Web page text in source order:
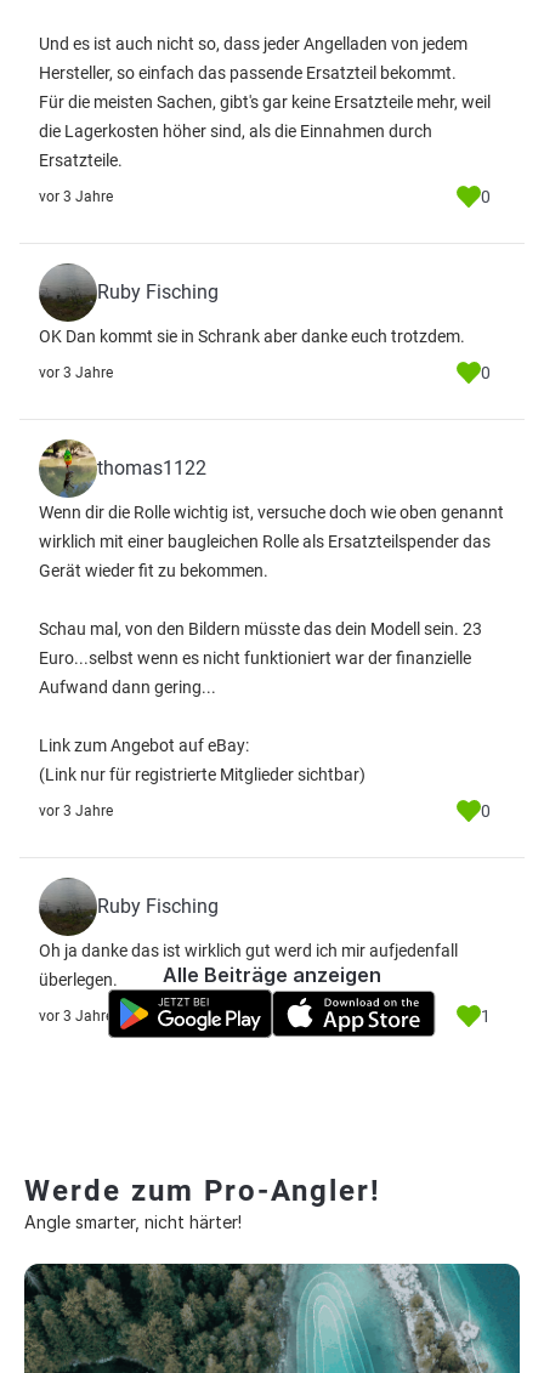
Und es ist auch nicht so, dass jeder Angelladen von jedem
Hersteller, so einfach das passende Ersatzteil bekommt.
Für die meisten Sachen, gibt's gar keine Ersatzteile mehr, weil
die Lagerkosten höher sind, als die Einnahmen durch
Ersatzteile.
vor 3 Jahre 0
Ruby Fisching
OK Dan kommt sie in Schrank aber danke euch trotzdem.
vor 3 Jahre 0
thomas1122
Wenn dir die Rolle wichtig ist, versuche doch wie oben genannt
wirklich mit einer baugleichen Rolle als Ersatzteilspender das
Gerät wieder fit zu bekommen.
Schau mal, von den Bildern müsste das dein Modell sein. 23
Euro...selbst wenn es nicht funktioniert war der finanzielle
Aufwand dann gering...
Link zum Angebot auf eBay:
(Link nur für registrierte Mitglieder sichtbar)
vor 3 Jahre 0
Ruby Fisching
Oh ja danke das ist wirklich gut werd ich mir aufjedenfall
überlegen.
vor 3 Jahre 1
Alle Beiträge anzeigen
Werde zum Pro-Angler!
Angle smarter, nicht härter!